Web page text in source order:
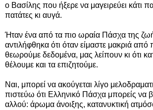
ο Βασίλης που ήξερε να μαγειρεύει κάτι
πατάτες κι αυγά.
Ήταν ένα από τα πιο ωραία Πάσχα της
αντιλήφθηκα ότι όταν είμαστε μακριά
θεωρούμε δεδομένα, μας λείπουν κι ότι
θέλουμε και τα επιζητούμε.
Ναι, μπορεί να ακούγεται λίγο
πιστεύω ότι Ελληνικό Πάσχα μπορείς να
αλλού: άρωμα άνοιξης, κατανυκτική